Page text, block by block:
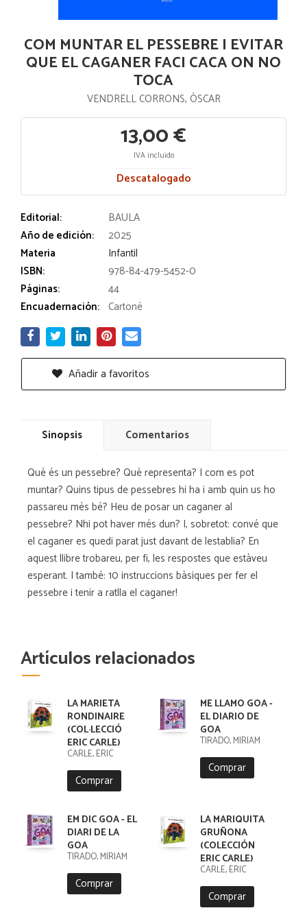
COM MUNTAR EL PESSEBRE I EVITAR
QUE EL CAGANER FACI CACA ON NO
TOCA
VENDRELL CORRONS, ÒSCAR
13,00 €
IVA incluido
Descatalogado
Editorial:
BAULA
Año de edición:
2025
Materia
Infantil
ISBN:
978-84-479-5452-0
Páginas:
44
Encuadernación: Cartoné
Añadir a favoritos
Sinopsis Comentarios
Què és un pessebre? Què representa? I com es pot
muntar? Quins tipus de pessebres hi ha i amb quin us ho
passareu més bé? Heu de posar un caganer al
pessebre? Nhi pot haver més dun? I, sobretot: convé que
el caganer es quedi parat just davant de lestablia? En
aquest llibre trobareu, per fi, les respostes que estàveu
esperant. I també: 10 instruccions bàsiques per fer el
pessebre i tenir a ratlla el caganer!
Artículos relacionados
LA MARIETA
RONDINAIRE
(COL·LECCIÓ
ERIC CARLE)
CARLE, ERIC
Comprar
ME LLAMO GOA -
EL DIARIO DE
GOA
TIRADO, MIRIAM
Comprar
EM DIC GOA - EL
DIARI DE LA
GOA
TIRADO, MIRIAM
Comprar
LA MARIQUITA
GRUÑONA
(COLECCIÓN
ERIC CARLE)
CARLE, ERIC
Comprar